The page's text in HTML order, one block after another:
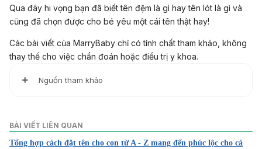
Qua đây hi vọng bạn đã biết tên đệm là gì hay tên lót là gì và
cũng đã chọn được cho bé yêu một cái tên thật hay!
Các bài viết của MarryBaby chỉ có tính chất tham khảo, không
thay thế cho việc chẩn đoán hoặc điều trị y khoa.
Nguồn tham khảo
https://www.momjunction.com/articles/latest-baby-girl-
name-meanings_0022607/
BÀI VIẾT LIÊN QUAN
Tổng hợp cách đặt tên cho con từ A - Z mang đến phúc lộc cho cả